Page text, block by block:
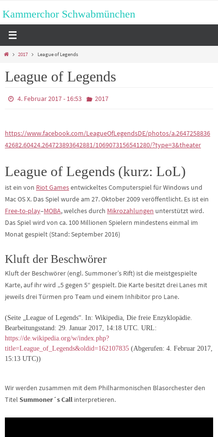
Inhalt
Kammerchor Schwabmünchen
Start2017 League of Legends
League of Legends
4. Februar 2017 - 16:53 2017
https://www.facebook.com/LeagueOfLegendsDE/photos/a.2647258836
42682.60424.264723893642881/1069073156541280/?type=3&theater
League of Legends (kurz: LoL)
ist ein von Riot Gamesentwickeltes Computerspiel für Windows und
Mac OS X. Das Spiel wurde am 27. Oktober 2009 veröffentlicht. Es ist ein
Free-to-play–MOBA, welches durch Mikrozahlungen unterstützt wird.
Das Spiel wird von ca. 100 Millionen Spielern mindestens einmal im
Monat gespielt (Stand: September 2016)
Kluft der Beschwörer
Kluft der Beschwörer (engl. Summoner’s Rift) ist die meistgespielte
Karte, auf ihr wird „5 gegen 5“ gespielt. Die Karte besitzt drei Lanes mit
jeweils drei Türmen pro Team und einem Inhibitor pro Lane.
(Seite „League of Legends“. In: Wikipedia, Die freie Enzyklopädie.
Bearbeitungsstand: 29. Januar 2017, 14:18 UTC. URL:
https://de.wikipedia.org/w/index.php?
title=League_of_Legends&oldid=162107835 (Abgerufen: 4. Februar 2017,
15:13 UTC))
Wir werden zusammen mit dem Philharmonischen Blasorchester den
Titel Summoner´s Call interpretieren.